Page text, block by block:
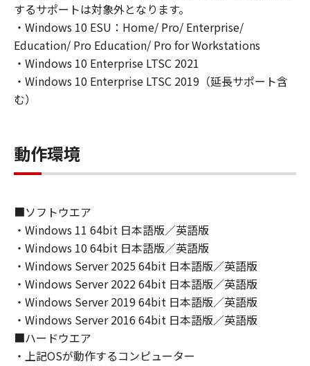
２．使用許諾
(1)-1. お客様は、「ソフトウェア」を、お客様
のコンピューターにおいて使用（「使用」と
は、「ソフトウェア」をコンピューターの固定
記憶装置上にインストールすること、またはコ
できます。
(1)-2. お客様は、「更新データ」を、お客様の
ューターまたは「プリンター」の固定記憶装置
上にインストールすること、並びにコンピュー
ターまたは「プリンター」において表示するこ
と、アクセスすること、読み出すこと、もしく
は実行することのいずれも含むものとしま
す。）することができます。
(1)-3. お客様は、「コンテンツデータ」を、お
客様のコンピューターにおいて使用（「使用」
とは、「コンテンツデータ」をコンピューター
するサポートは対象外となります。
・Windows 10 ESU：Home/ Pro/ Enterprise/
Education/ Pro Education/ Pro for Workstations
・Windows 10 Enterprise LTSC 2021
・Windows 10 Enterprise LTSC 2019（延長サポート含
む）
動作環境
■ソフトウエア
・Windows 11 64bit 日本語版／英語版
・Windows 10 64bit 日本語版／英語版
・Windows Server 2025 64bit 日本語版／英語版
・Windows Server 2022 64bit 日本語版／英語版
・Windows Server 2019 64bit 日本語版／英語版
・Windows Server 2016 64bit 日本語版／英語版
■ハードウエア
・上記OSが動作するコンピューター